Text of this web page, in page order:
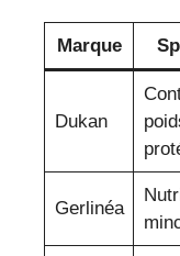
Marque
Dukan
Gerlinéa